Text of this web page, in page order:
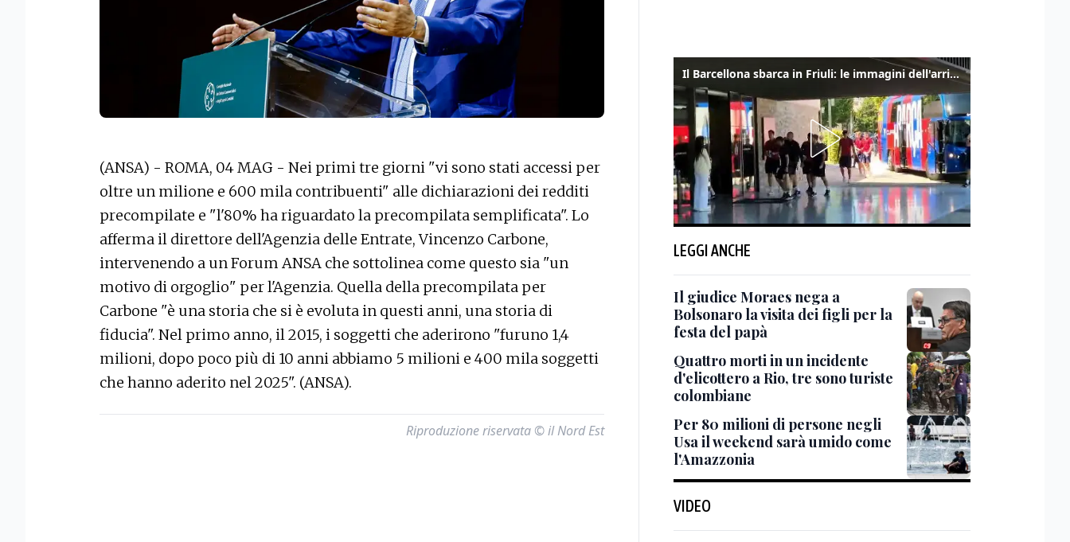
(ANSA) - ROMA, 04 MAG - Nei primi tre giorni "vi sono stati accessi per
oltre un milione e 600 mila contribuenti" alle dichiarazioni dei redditi
precompilate e "l'80% ha riguardato la precompilata semplificata". Lo
afferma il direttore dell'Agenzia delle Entrate, Vincenzo Carbone,
intervenendo a un Forum ANSA che sottolinea come questo sia "un
motivo di orgoglio" per l'Agenzia. Quella della precompilata per
Carbone "è una storia che si è evoluta in questi anni, una storia di
fiducia". Nel primo anno, il 2015, i soggetti che aderirono "furuno 1,4
milioni, dopo poco più di 10 anni abbiamo 5 milioni e 400 mila soggetti
che hanno aderito nel 2025". (ANSA).
Riproduzione riservata © il Nord Est
Il Barcellona sbarca in Friuli: le immagini dell'arrivo in albergo
LEGGI ANCHE
Il giudice Moraes nega a
Bolsonaro la visita dei figli per la
festa del papà
Quattro morti in un incidente
d'elicottero a Rio, tre sono turiste
colombiane
Per 80 milioni di persone negli
Usa il weekend sarà umido come
l'Amazzonia
VIDEO